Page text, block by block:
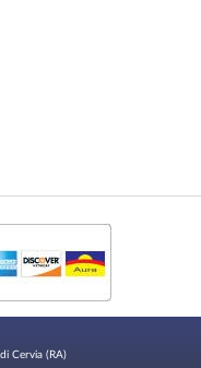
Cervia (RA)